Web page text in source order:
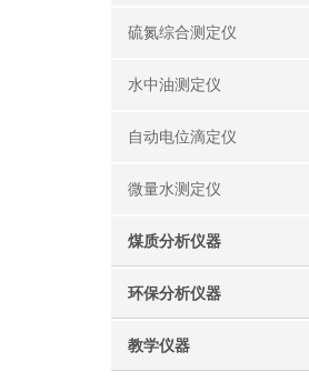
硫氮综合测定仪
水中油测定仪
自动电位滴定仪
微量水测定仪
煤质分析仪器
环保分析仪器
教学仪器